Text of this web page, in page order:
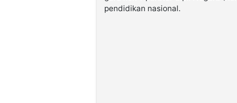
pendidikan nasional.